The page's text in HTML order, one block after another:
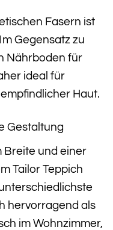
Fasern ist
Gegensatz zu
Nährboden für
ideal für
Haut.
Gestaltung
Breite und einer
Tailor Teppich
hervorragend als
im Wohnzimmer,